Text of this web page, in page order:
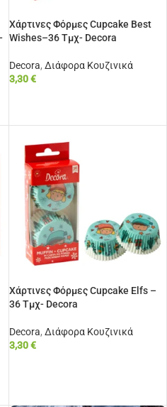
Χάρτινες Φόρμες Cupcake Best
Wishes–36 Τμχ- Decora
Decora, Διάφορα Κουζινικά
3,30€
Χάρτινες Φόρμες Cupcake Elfs –
36 Τμχ- Decora
Decora, Διάφορα Κουζινικά
3,30€